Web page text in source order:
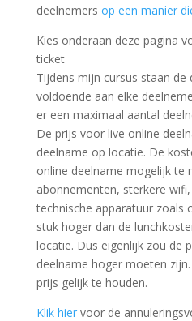
deelnemers op een manier
Kies onderaan deze pagina
ticket
Tijdens mijn cursus staan de
voldoende aan elke
er een maximaal aantal
De prijs voor live online
deelname op locatie. De
online deelname mogelijk te
abonnementen, sterkere
technische apparatuur zoals
stuk hoger dan de
locatie. Dus eigenlijk zou de
deelname hoger moeten
prijs gelijk te houden.
Klik hiervoor de